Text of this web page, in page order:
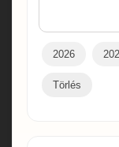
2026
Törlés